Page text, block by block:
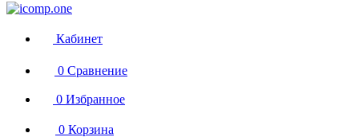
Кабинет
0 Сравнение
0 Избранное
0 Корзина